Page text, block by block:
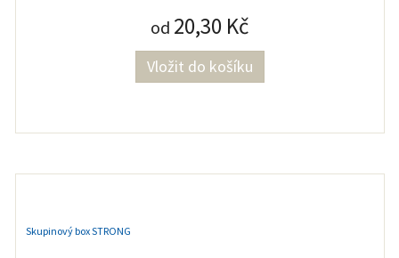
od 20,30 Kč
Skupinový box STRONG